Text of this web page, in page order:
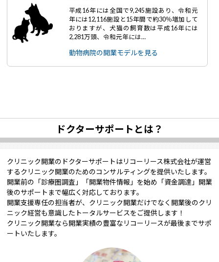
平成16年には全国で9,245施設あり、令和元
年には12,116施設と15年間で約30％増加して
おりますが、犬猫の飼育数は平成16年には
2,281万頭、令和元年には…
動物病院の開業モデルを見る
ドクターサポートとは？
クリニック開業のドクターサポートはリコーリース株式会社が運営
するクリニック開業のためのコンサルティングを提供いたします。
開業前の「診療圏調査」「開業物件情報」を始め「資金調達」開業
後のサポートまで幅広く対応しております。
開業支援専任の担当者が、クリニック開業だけでなく開業後のクリ
ニック経営も意識したトータルサービスをご提供します！
クリニック開業なら開業実績の豊富なリコーリースが最後までサポ
ートいたします。